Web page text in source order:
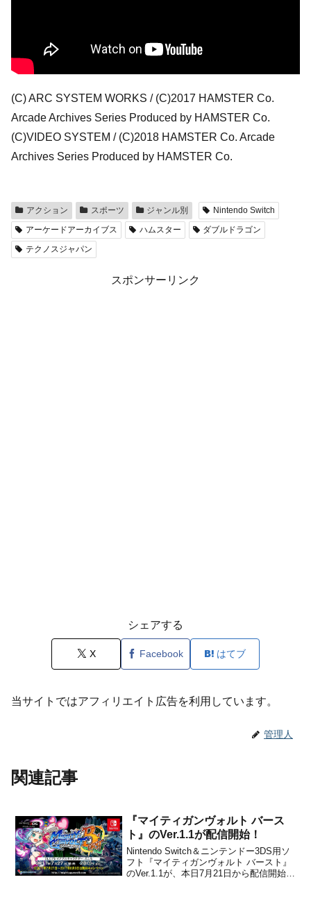
(C) ARC SYSTEM WORKS / (C)2017 HAMSTER Co.
Arcade Archives Series Produced by HAMSTER Co.
(C)VIDEO SYSTEM / (C)2018 HAMSTER Co. Arcade
Archives Series Produced by HAMSTER Co.
アクション スポーツ ジャンル別
Nintendo Switch
アーケードアーカイブス
ハムスター
ダブルドラゴン
テクノスジャパン
スポンサーリンク
シェアする
X Facebook はてブ
当サイトではアフィリエイト広告を利用しています。
管理人
関連記事
『マイティガンヴォルト バース
ト』のVer.1.1が配信開始！
Nintendo Switch＆ニンテンドー3DS用ソ
フト『マイティガンヴォルト バースト』
のVer.1.1が、本日7月21日から配信開始と